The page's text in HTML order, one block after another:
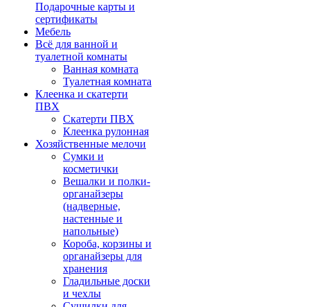
Подарочные карты и
сертификаты
Мебель
Всё для ванной и
туалетной комнаты
Ванная комната
Туалетная комната
Клеенка и скатерти
ПВХ
Скатерти ПВХ
Клеенка рулонная
Хозяйственные мелочи
Сумки и
косметички
Вешалки и полки-
органайзеры
(надверные,
настенные и
напольные)
Короба, корзины и
органайзеры для
хранения
Гладильные доски
и чехлы